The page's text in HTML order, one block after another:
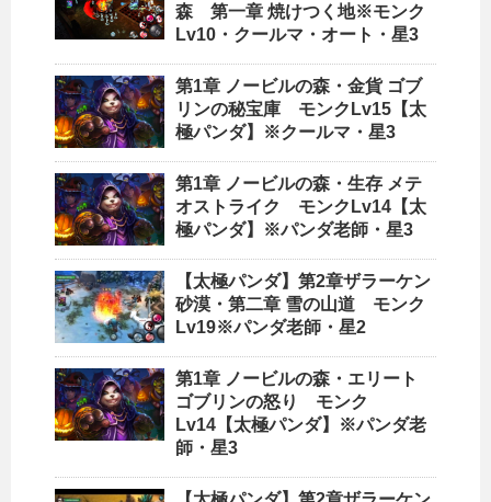
森 第一章 焼けつく地※モンク
Lv10・クールマ・オート・星3
第1章 ノービルの森・金貨 ゴブ
リンの秘宝庫 モンクLv15【太
極パンダ】※クールマ・星3
第1章 ノービルの森・生存 メテ
オストライク モンクLv14【太
極パンダ】※パンダ老師・星3
【太極パンダ】第2章ザラーケン
砂漠・第二章 雪の山道 モンク
Lv19※パンダ老師・星2
第1章 ノービルの森・エリート
ゴブリンの怒り モンク
Lv14【太極パンダ】※パンダ老
師・星3